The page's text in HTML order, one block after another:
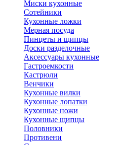
Миски кухонные
Сотейники
Кухонные ложки
Мерная посуда
Пинцеты и щипцы
Доски разделочные
Аксессуары кухонные
Гастроемкости
Кастрюли
Венчики
Кухонные вилки
Кухонные лопатки
Кухонные ножи
Кухонные щипцы
Половники
Противени